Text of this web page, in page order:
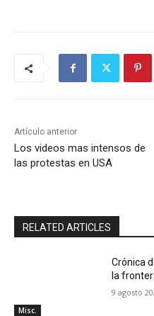
Artículo anterior
Los videos mas intensos de
las protestas en USA
RELATED ARTICLES
Misc.
Crónica
la
9 agosto